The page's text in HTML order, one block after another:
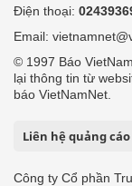
Điện thoại:
Email:
© 1997 Báo
lại thông tin từ
báo VietNamNet.
Liên hệ quảng cáo
Công ty Cổ phần